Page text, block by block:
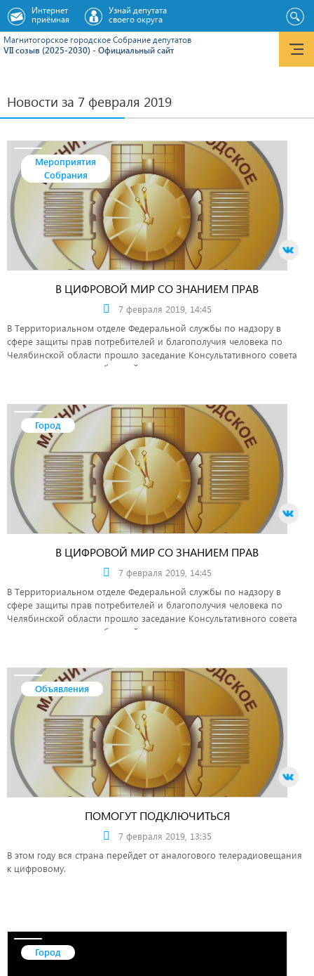
Магнитогорское городское Cобрание депутатов
VII созыв (2025-2030) - Официальный сайт
Интернет
приёмная
Узнай депутата
своего округа
Новости за 7 февраля 2019
Мероприятия
Собрания
В ЦИФРОВОЙ МИР СО ЗНАНИЕМ ПРАВ
7 февраля 2019, 14:45
В Территориальном отделе Федеральной службы по надзору в
сфере защиты прав потребителей и благополучия человека по
Челябинской области прошло заседание Консультативного совета
по защите прав потребителей.
Город
В ЦИФРОВОЙ МИР СО ЗНАНИЕМ ПРАВ
7 февраля 2019, 14:45
В Территориальном отделе Федеральной службы по надзору в
сфере защиты прав потребителей и благополучия человека по
Челябинской области прошло заседание Консультативного совета
по защите прав потребителей.
Объявления
ПОМОГУТ ПОДКЛЮЧИТЬСЯ
7 февраля 2019, 13:35
В этом году вся страна перейдет от аналогового телерадиовещания
к цифровому.
Город